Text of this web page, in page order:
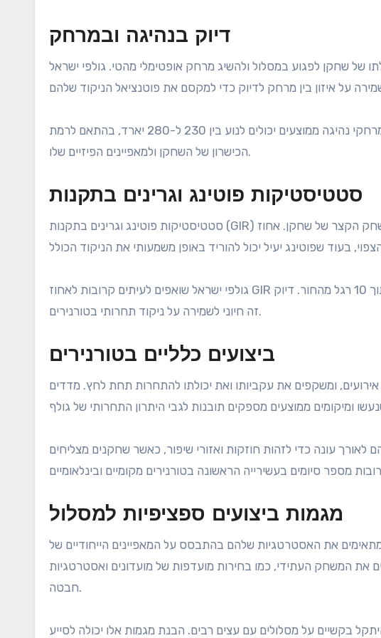
דיוק בנהיגה ובמרחק
של שחקן לפגוע במסלול ולהשיג מרחק אופטימלי מהטי. גולפי ישראל
באופן כללי, אחוז דיוק בנהיגה מעל 60% נחשב לחזק, בעוד שמרחקי נהיגה ממוצעים יכולים לנוע בין 230 ל-280 יארד, בהתאם לרמת
הכישרון של השחקן ולמאפיינים הפיזיים שלו.
סטטיסטיקות פוטינג וגרינים בתקנות
סטטיסטיקות פוטינג וגרינים בתקנות (GIR) הם חיוניים להערכת ביצועי המשחק הקצר של שחקן. אחוז GIR גבוה מעיד על כך ששחקן
גולפי ישראל שואפים לעיתים קרובות לאחוז GIR של כ-60% או יותר, כאשר פוטים מוצלחים בדרך כלל נופלים בתוך 10 רגל מהחור. דיוק
זה חיוני לשמירה על ניקוד תחרותי בטורנירים.
ביצועים כלליים בטורנירים
ומשקפים את עקביותו ואת יכולתו להתחרות תחת לחץ. מדדים
עונה כדי לזהות חוזקות ואזורי שיפור, כאשר שחקנים מצליחים
מגמות ביצועים ספציפיות למסלול
מתאימים את האסטרטגיות שלהם בהתבסס על המאפיינים הייחודיים של
את המשחק העתידי, כמו בחירות מועדפות של מועדונים ואסטרטגיות
חבטה.
בקשיים על מסלולים עם עצים רבים. הבנת מגמות אלו יכולה לסייע